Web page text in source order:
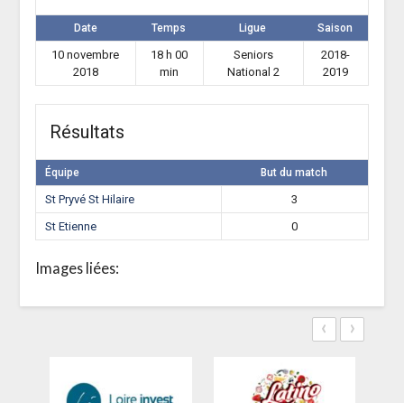
Date Temps Ligue Saison
10 novembre
2018
18 h 00
min
Seniors
National 2
2018-
2019
Résultats
Équipe But du match
St Pryvé St Hilaire
3
St Etienne
0
Images liées:
‹ ›